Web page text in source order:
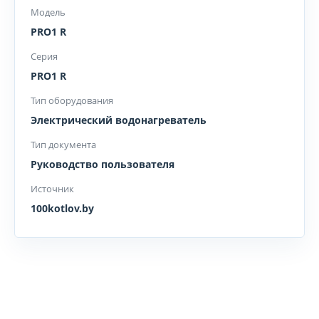
Модель
PRO1 R
Серия
PRO1 R
Тип оборудования
Электрический водонагреватель
Тип документа
Руководство пользователя
Источник
100kotlov.by